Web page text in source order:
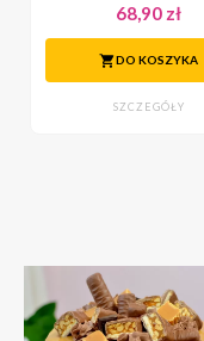
68,90 zł
DO KOSZYKA
SZCZEGÓŁY